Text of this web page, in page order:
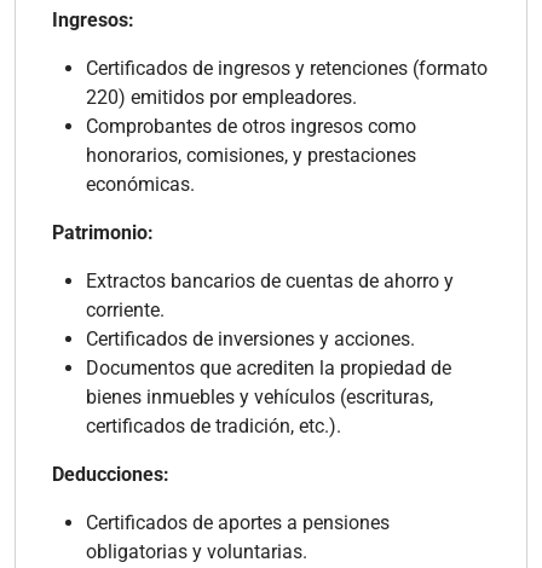
Ingresos:
Certificados de ingresos y retenciones (formato
220) emitidos por empleadores.
Comprobantes de otros ingresos como
honorarios, comisiones, y prestaciones
económicas.
Patrimonio:
Extractos bancarios de cuentas de ahorro y
corriente.
Certificados de inversiones y acciones.
Documentos que acrediten la propiedad de
bienes inmuebles y vehículos (escrituras,
certificados de tradición, etc.).
Deducciones:
Certificados de aportes a pensiones
obligatorias y voluntarias.